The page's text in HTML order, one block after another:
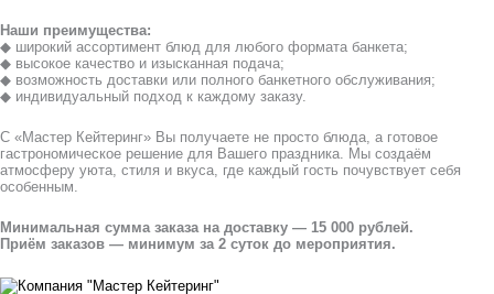
Наши преимущества:
◆ широкий ассортимент блюд для любого формата банкета;
◆ высокое качество и изысканная подача;
◆ возможность доставки или полного банкетного обслуживания;
◆ индивидуальный подход к каждому заказу.
С «Мастер Кейтеринг» Вы получаете не просто блюда, а готовое
гастрономическое решение для Вашего праздника. Мы создаём
атмосферу уюта, стиля и вкуса, где каждый гость почувствует себя
особенным.
Минимальная сумма заказа на доставку — 15 000 рублей.
Приём заказов — минимум за 2 суток до мероприятия.